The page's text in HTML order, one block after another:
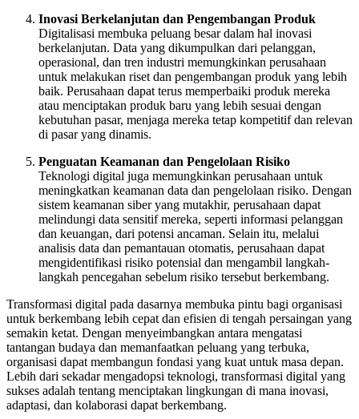
Inovasi Berkelanjutan dan Pengembangan Produk
Digitalisasi membuka peluang besar dalam hal inovasi
berkelanjutan. Data yang dikumpulkan dari pelanggan,
operasional, dan tren industri memungkinkan perusahaan
untuk melakukan riset dan pengembangan produk yang lebih
baik. Perusahaan dapat terus memperbaiki produk mereka
atau menciptakan produk baru yang lebih sesuai dengan
kebutuhan pasar, menjaga mereka tetap kompetitif dan relevan
di pasar yang dinamis.
Penguatan Keamanan dan Pengelolaan Risiko
Teknologi digital juga memungkinkan perusahaan untuk
meningkatkan keamanan data dan pengelolaan risiko. Dengan
sistem keamanan siber yang mutakhir, perusahaan dapat
melindungi data sensitif mereka, seperti informasi pelanggan
dan keuangan, dari potensi ancaman. Selain itu, melalui
analisis data dan pemantauan otomatis, perusahaan dapat
mengidentifikasi risiko potensial dan mengambil langkah-
langkah pencegahan sebelum risiko tersebut berkembang.
Transformasi digital pada dasarnya membuka pintu bagi organisasi
untuk berkembang lebih cepat dan efisien di tengah persaingan yang
semakin ketat. Dengan menyeimbangkan antara mengatasi
tantangan budaya dan memanfaatkan peluang yang terbuka,
organisasi dapat membangun fondasi yang kuat untuk masa depan.
Lebih dari sekadar mengadopsi teknologi, transformasi digital yang
sukses adalah tentang menciptakan lingkungan di mana inovasi,
adaptasi, dan kolaborasi dapat berkembang.